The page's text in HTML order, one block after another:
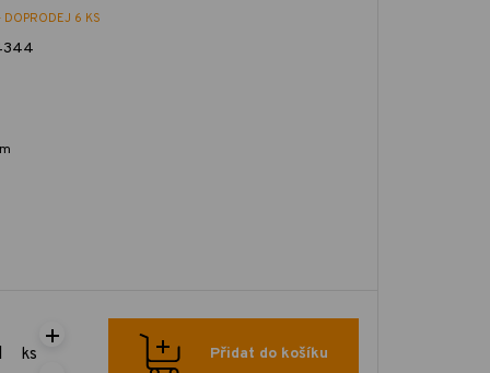
DOPRODEJ 6 KS
ks Přidat do košíku